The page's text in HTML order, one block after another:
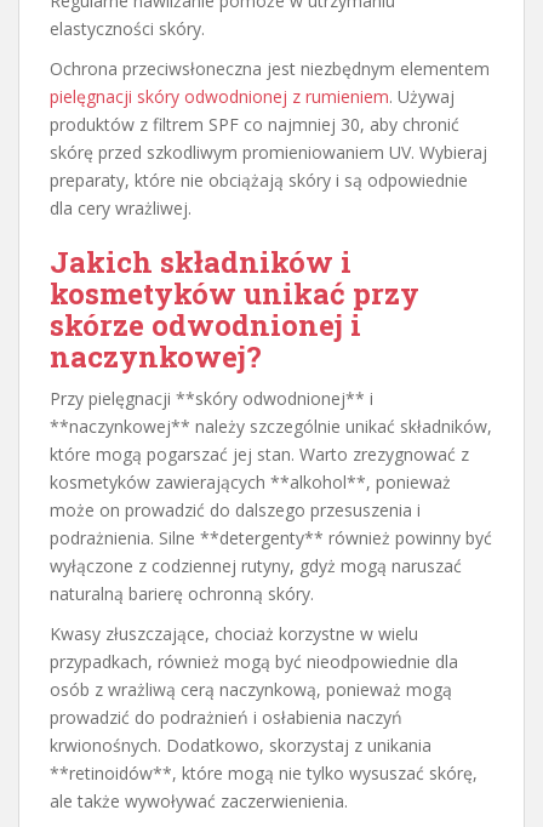
elastyczności skóry.
Ochrona przeciwsłoneczna jest niezbędnym elementem
pielęgnacji skóry odwodnionej z rumieniem. Używaj
produktów z filtrem SPF co najmniej 30, aby chronić
skórę przed szkodliwym promieniowaniem UV. Wybieraj
preparaty, które nie obciążają skóry i są odpowiednie
dla cery wrażliwej.
Jakich składników i
kosmetyków unikać przy
skórze odwodnionej i
naczynkowej?
Przy pielęgnacji **skóry odwodnionej** i
**naczynkowej** należy szczególnie unikać składników,
które mogą pogarszać jej stan. Warto zrezygnować z
kosmetyków zawierających **alkohol**, ponieważ
może on prowadzić do dalszego przesuszenia i
podrażnienia. Silne **detergenty** również powinny być
wyłączone z codziennej rutyny, gdyż mogą naruszać
naturalną barierę ochronną skóry.
Kwasy złuszczające, chociaż korzystne w wielu
przypadkach, również mogą być nieodpowiednie dla
osób z wrażliwą cerą naczynkową, ponieważ mogą
prowadzić do podrażnień i osłabienia naczyń
krwionośnych. Dodatkowo, skorzystaj z unikania
**retinoidów**, które mogą nie tylko wysuszać skórę,
ale także wywoływać zaczerwienienia.